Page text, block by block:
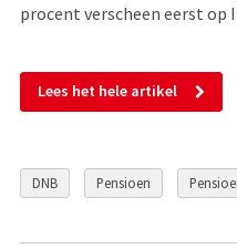
procent verscheen eerst op
Lees het hele artikel
DNB Pensioen